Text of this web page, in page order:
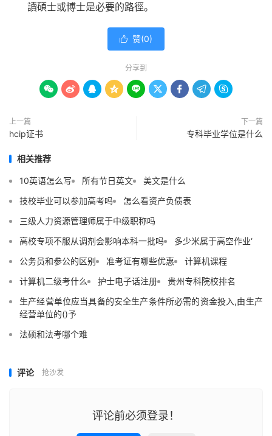
讀碩士或博士是必要的路徑。
 赞(0)
分享到
        
上一篇
hcip证书
下一篇
专科毕业学位是什么
相关推荐
10英语怎么写 所有节日英文
美文是什么
技校毕业可以参加高考吗
怎么看资产负债表
三级人力资源管理师属于中级职称吗
高校专项不服从调剂会影响本科一批吗
多少米属于高空作业‘
公务员和参公的区别
准考证有哪些优惠
计算机课程
计算机二级考什么
护士电子话注册
贵州专科院校排名
生产经营单位应当具备的安全生产条件所必需的资金投入,由生产
经营单位的()予
法硕和法考哪个难
评论 抢沙发
评论前必须登录！